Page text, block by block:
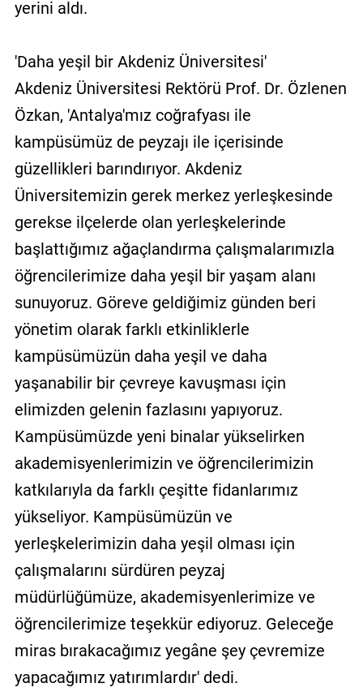
yerini aldı.
'Daha yeşil bir Akdeniz Üniversitesi'
Akdeniz Üniversitesi Rektörü Prof. Dr. Özlenen
Özkan, 'Antalya'mız coğrafyası ile
kampüsümüz de peyzajı ile içerisinde
güzellikleri barındırıyor. Akdeniz
Üniversitemizin gerek merkez yerleşkesinde
gerekse ilçelerde olan yerleşkelerinde
başlattığımız ağaçlandırma çalışmalarımızla
öğrencilerimize daha yeşil bir yaşam alanı
sunuyoruz. Göreve geldiğimiz günden beri
yönetim olarak farklı etkinliklerle
kampüsümüzün daha yeşil ve daha
yaşanabilir bir çevreye kavuşması için
elimizden gelenin fazlasını yapıyoruz.
Kampüsümüzde yeni binalar yükselirken
akademisyenlerimizin ve öğrencilerimizin
katkılarıyla da farklı çeşitte fidanlarımız
yükseliyor. Kampüsümüzün ve
yerleşkelerimizin daha yeşil olması için
çalışmalarını sürdüren peyzaj
müdürlüğümüze, akademisyenlerimize ve
öğrencilerimize teşekkür ediyoruz. Geleceğe
miras bırakacağımız yegâne şey çevremize
yapacağımız yatırımlardır' dedi.